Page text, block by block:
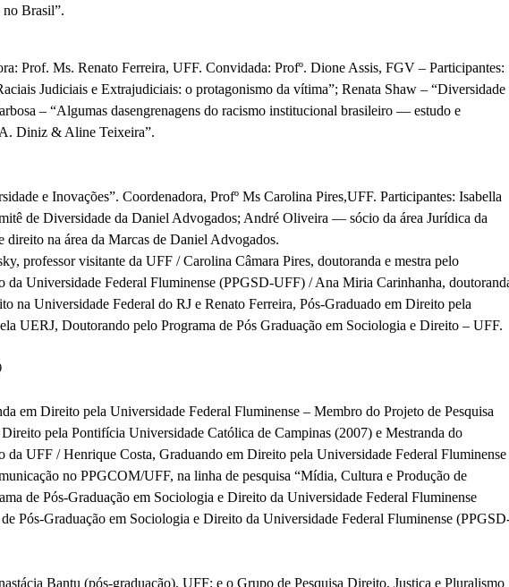
Brasil”.
Prof. Ms. Renato Ferreira, UFF. Convidada: Profº. Dione Assis, FGV – Participantes:
Judiciais e Extrajudiciais: o protagonismo da vítima”; Renata Shaw – “Diversidade
– “Algumas dasengrenagens do racismo institucional brasileiro — estudo e
A. Diniz & Aline Teixeira”.
e Inovações”. Coordenadora, Profº Ms Carolina Pires,UFF. Participantes: Isabella
de Diversidade da Daniel Advogados; André Oliveira — sócio da área Jurídica da
na área da Marcas de Daniel Advogados.
professor visitante da UFF / Carolina Câmara Pires, doutoranda e mestra pelo
da Universidade Federal Fluminense (PPGSD-UFF) / Ana Miria Carinhanha,
na Universidade Federal do RJ e Renato Ferreira, Pós-Graduado em Direito pela
UERJ, Doutorando pelo Programa de Pós Graduação em Sociologia e Direito – UFF.
em Direito pela Universidade Federal Fluminense – Membro do Projeto de Pesquisa
pela Pontifícia Universidade Católica de Campinas (2007) e Mestranda do
da UFF / Henrique Costa, Graduando em Direito pela Universidade Federal Fluminense
no PPGCOM/UFF, na linha de pesquisa “Mídia, Cultura e Produção de
de Pós-Graduação em Sociologia e Direito da Universidade Federal Fluminense
Pós-Graduação em Sociologia e Direito da Universidade Federal Fluminense
Bantu (pós-graduação), UFF; e o Grupo de Pesquisa Direito, Justiça e Pluralismo